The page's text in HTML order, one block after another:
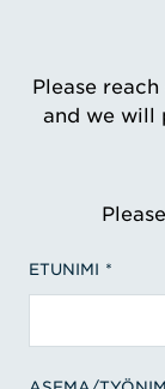
Please
and we will
ETUNIMI